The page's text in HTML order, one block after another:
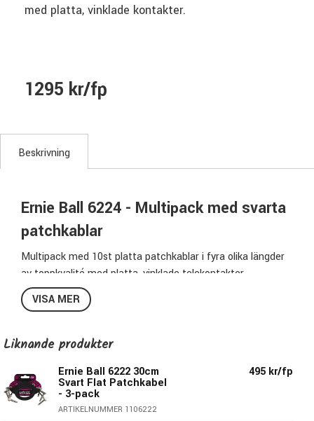
med platta, vinklade kontakter.
1295 kr/fp
Beskrivning
Ernie Ball 6224 - Multipack med svarta
patchkablar
Multipack med 10st platta patchkablar i fyra olika längder
av toppkvalité med platta, vinklade telekontakter.
Perfekt när du ska bygga ihop ett pedalbord eller liknand.
Platt kontakt, platt kabel - för att så lite plats som möjligt
vinklad telekontakt.
Ernie Ball 6224 - Multipack:
Kontakter:Vinklade & platta 6.3 mm tele
Längder:2x 7,5cm, 4x 15cm, 2x 30cm, 2x 60cm
VISA MER
Liknande produkter
Ernie Ball 6222 30cm
Svart Flat Patchkabel
- 3-pack
ARTIKELNUMMER 1106222
495 kr/fp